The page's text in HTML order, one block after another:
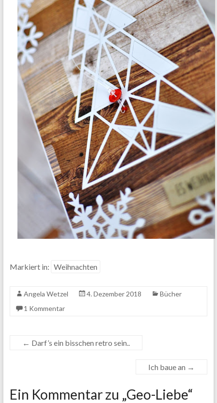
Markiert in: Weihnachten
Angela Wetzel 4. Dezember 2018
Bücher
1 Kommentar
← Darf’s ein bisschen retro sein..
Ich baue an →
Ein Kommentar zu „Geo-Liebe“